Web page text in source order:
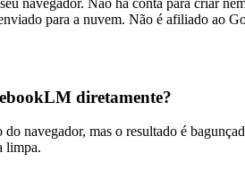
para a nuvem. Não é afiliado ao
diretamente?
navegador, mas o resultado é
limpa.